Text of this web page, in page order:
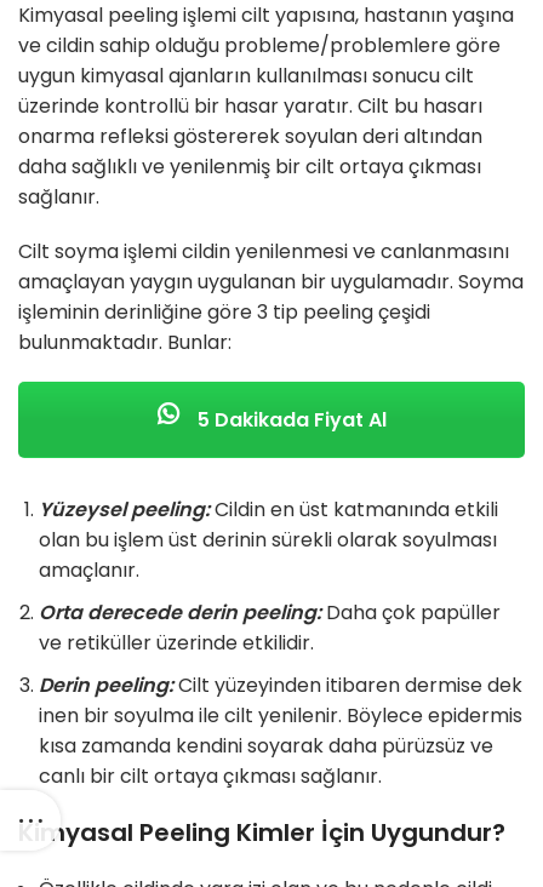
Kimyasal peeling işlemi cilt yapısına, hastanın yaşına
ve cildin sahip olduğu probleme/problemlere göre
uygun kimyasal ajanların kullanılması sonucu cilt
üzerinde kontrollü bir hasar yaratır. Cilt bu hasarı
onarma refleksi göstererek soyulan deri altından
daha sağlıklı ve yenilenmiş bir cilt ortaya çıkması
sağlanır.
Cilt soyma işlemi cildin yenilenmesi ve canlanmasını
amaçlayan yaygın uygulanan bir uygulamadır. Soyma
işleminin derinliğine göre 3 tip peeling çeşidi
bulunmaktadır. Bunlar:
5 Dakikada Fiyat Al
Yüzeysel peeling:Cildin en üst katmanında etkili
olan bu işlem üst derinin sürekli olarak soyulması
amaçlanır.
Orta derecede derin peeling:Daha çok papüller
ve retiküller üzerinde etkilidir.
Derin peeling:Cilt yüzeyinden itibaren dermise dek
inen bir soyulma ile cilt yenilenir. Böylece epidermis
kısa zamanda kendini soyarak daha pürüzsüz ve
canlı bir cilt ortaya çıkması sağlanır.
Kimyasal Peeling Kimler İçin Uygundur?